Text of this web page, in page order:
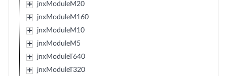
jnxModuleM20
jnxModuleM160
jnxModuleM10
jnxModuleM5
jnxModuleT640
jnxModuleT320